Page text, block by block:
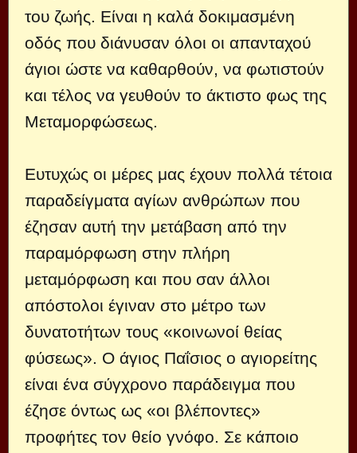
του ζωής. Είναι η καλά δοκιμασμένη
οδός που διάνυσαν όλοι οι απανταχού
άγιοι ώστε να καθαρθούν, να φωτιστούν
και τέλος να γευθούν το άκτιστο φως της
Μεταμορφώσεως.
Ευτυχώς οι μέρες μας έχουν πολλά τέτοια
παραδείγματα αγίων ανθρώπων που
έζησαν αυτή την μετάβαση από την
παραμόρφωση στην πλήρη
μεταμόρφωση και που σαν άλλοι
απόστολοι έγιναν στο μέτρο των
δυνατοτήτων τους «κοινωνοί θείας
φύσεως». Ο άγιος Παΐσιος ο αγιορείτης
είναι ένα σύγχρονο παράδειγμα που
έζησε όντως ως «οι βλέποντες»
προφήτες τον θείο γνόφο. Σε κάποιο